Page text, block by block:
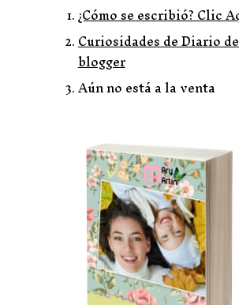
¿Cómo se escribió? Clic
Curiosidades de Diario
blogger
Aún no está a la venta